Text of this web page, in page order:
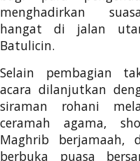
menghadirkan
hangat di jalan
Batulicin.
Selain pembagian
acara dilanjutkan
siraman rohani
ceramah agama,
Maghrib berjamaah,
berbuka puasa